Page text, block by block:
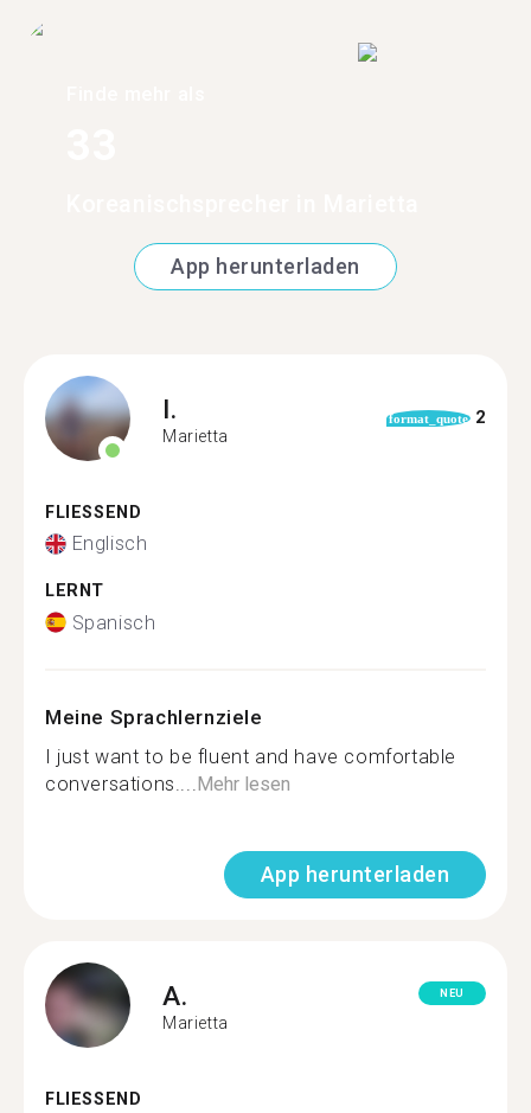
App herunterladen
I.
Marietta
format_quote 2
FLIESSEND
Englisch
LERNT
Spanisch
Meine Sprachlernziele
I just want to be fluent and have comfortable
conversations.... Mehr lesen
App herunterladen
A.
Marietta
NEU
FLIESSEND